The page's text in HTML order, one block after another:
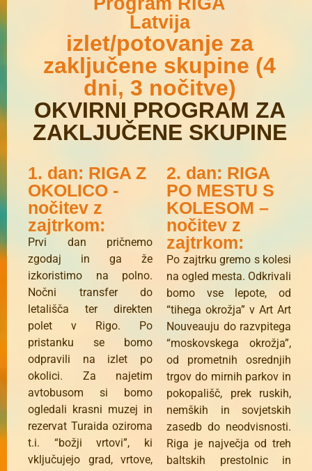
Latvija
izlet/potovanje za
zaključene skupine (4
dni, 3 nočitve)
OKVIRNI PROGRAM ZA
ZAKLJUČENE SKUPINE
1. dan: RIGA Z
OKOLICO -
nočitev z
zajtrkom:
Prvi dan pričnemo
zgodaj in ga že
izkoristimo na polno.
Nočni transfer do
letališča ter direkten
polet v Rigo. Po
pristanku se bomo
odpravili na izlet po
okolici. Za najetim
avtobusom si bomo
ogledali krasni muzej in
rezervat Turaida oziroma
t.i. “božji vrtovi”, ki
vključujejo grad, vrtove,
2. dan: RIGA
PO MESTU S
KOLESOM –
nočitev z
zajtrkom:
Po zajtrku gremo s kolesi
na ogled mesta. Odkrivali
bomo vse lepote, od
“tihega okrožja” v Art Art
Nouveauju do razvpitega
“moskovskega okrožja”,
od prometnih osrednjih
trgov do mirnih parkov in
pokopališč, prek ruskih,
nemških in sovjetskih
zasedb do neodvisnosti.
Riga je največja od treh
baltskih prestolnic in